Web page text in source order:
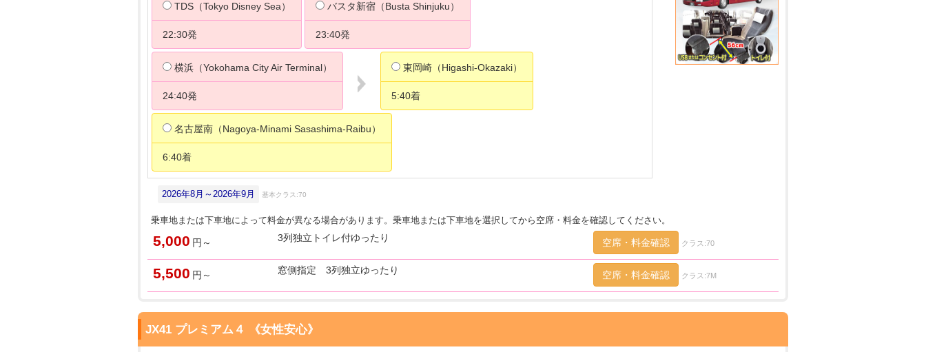
TDS（Tokyo Disney Sea）
22:30発
バスタ新宿（Busta Shinjuku）
23:40発
横浜（Yokohama City Air Terminal）
24:40発
東岡崎（Higashi-Okazaki）
5:40着
名古屋南（Nagoya-Minami Sasashima-Raibu）
6:40着
2026年8月～2026年9月 基本クラス:70
乗車地または下車地によって料金が異なる場合があります。乗車地または下車地を選択してから空席・料金を確認してください。
5,000 円～ 3列独立トイレ付ゆったり 空席・料金確認 クラス:70
5,500 円～ 窓側指定 3列独立ゆったり 空席・料金確認 クラス:7M
JX41 プレミアム４ 《女性安心》